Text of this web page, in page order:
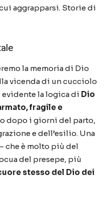
aggrapparsi. Storie di
la memoria di Dio
vicenda di un cucciolo
evidente la logica di Dio
fragile e
dopo i giorni del parto,
e dell’esilio. Una
che è molto più del
del presepe, più
stesso del Dio dei